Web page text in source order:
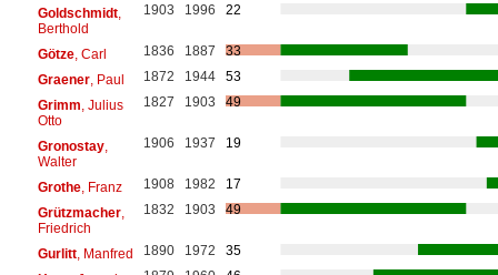
Goldschmidt,
Berthold
1903 1996 22
Götze, Carl 1836 1887
33
Graener, Paul 1872 1944
53
Grimm , Julius
Otto
1827 1903 49
Gronostay,
Walter
1906 1937 19
Grothe, Franz 1908 1982
17
Grützmacher,
Friedrich
1832 1903 49
Gurlitt, Manfred 1890 1972
35